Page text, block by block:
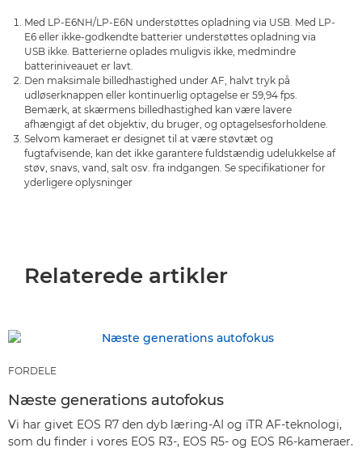
Med LP-E6NH/LP-E6N understøttes opladning via USB. Med LP-
E6 eller ikke-godkendte batterier understøttes opladning via
USB ikke. Batterierne oplades muligvis ikke, medmindre
batteriniveauet er lavt.
Den maksimale billedhastighed under AF, halvt tryk på
udløserknappen eller kontinuerlig optagelse er 59,94 fps.
Bemærk, at skærmens billedhastighed kan være lavere
afhængigt af det objektiv, du bruger, og optagelsesforholdene.
Selvom kameraet er designet til at være støvtæt og
fugtafvisende, kan det ikke garantere fuldstændig udelukkelse af
støv, snavs, vand, salt osv. fra indgangen. Se specifikationer for
yderligere oplysninger
Relaterede artikler
FORDELE
Næste generations autofokus
Vi har givet EOS R7 den dyb læring-AI og iTR AF-teknologi,
som du finder i vores EOS R3-, EOS R5- og EOS R6-kameraer.